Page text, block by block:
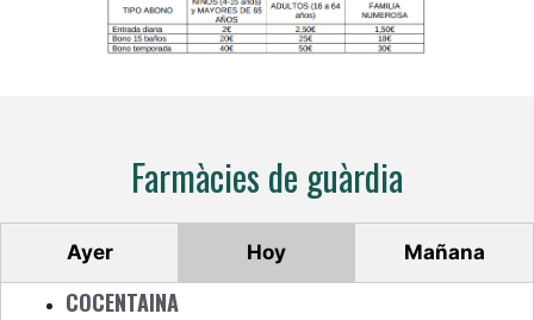
Farmàcies de guàrdia
Ayer Hoy Mañana
COCENTAINA